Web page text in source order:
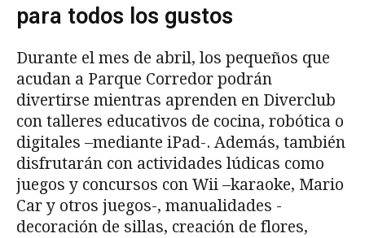
para todos los gustos
Durante el mes de abril, los pequeños que
acudan a Parque Corredor podrán
divertirse mientras aprenden en Diverclub
con talleres educativos de cocina, robótica o
digitales –mediante iPad-. Además, también
disfrutarán con actividades lúdicas como
juegos y concursos con Wii –karaoke, Mario
Car y otros juegos-, manualidades -
decoración de sillas, creación de flores,